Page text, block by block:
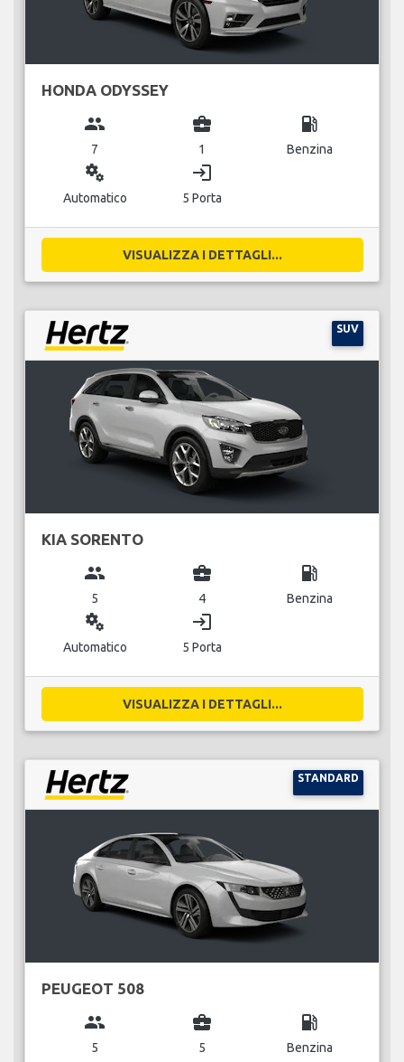
HONDA ODYSSEY
group
7
business_center
1
local_gas_station
Benzina
miscellaneous_services
Automatico
login
5 Porta
VISUALIZZA I DETTAGLI...
SUV
KIA SORENTO
group
5
business_center
4
local_gas_station
Benzina
miscellaneous_services
Automatico
login
5 Porta
VISUALIZZA I DETTAGLI...
STANDARD
PEUGEOT 508
group
5
business_center
5
local_gas_station
Benzina